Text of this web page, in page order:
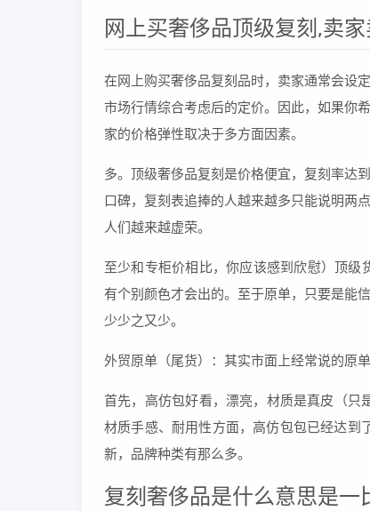
网上买奢侈品顶级复刻,卖
在网上购买奢侈品复刻品时，卖家通常会设
市场行情综合考虑后的定价。因此，如果你
家的价格弹性取决于多方面因素。
多。顶级奢侈品复刻是价格便宜，复刻率达
口碑，复刻表追捧的人越来越多只能说明两
人们越来越虚荣。
至少和专柜价相比，你应该感到欣慰）顶
有个别颜色才会出的。至于原单，只要是能
少少之又少。
外贸原单（尾货）：其实市面上经常说的原
首先，高仿包好看，漂亮，材质是真皮（只
材质手感、耐用性方面，高仿包包已经达
新，品牌种类有那么多。
复刻奢侈品是什么意思是一